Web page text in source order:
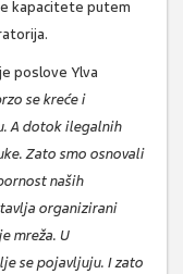
kapacitete putem
poslove Ylva
se kreće i
A dotok ilegalnih
Zato smo osnovali
naših
organizirani
mreža. U
se pojavljuju. I zato